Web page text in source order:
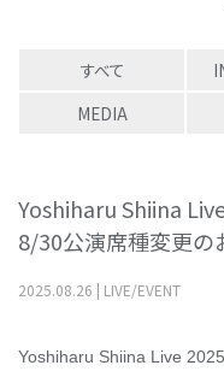
すべて
MEDIA
Yoshiharu Shiina
8/30公演席種変更の
2025.08.26 | LIVE/EVENT
Yoshiharu Shiina Live 2025